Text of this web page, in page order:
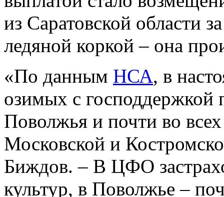
из Саратовской области
ледяной коркой – она
«По данным НСА, в
озимых с господдержкой
Поволжья и почти во
Московской и
Биждов. – В ЦФО
культур, в Поволжье –